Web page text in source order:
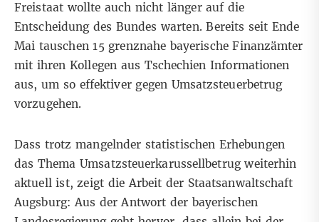
Freistaat wollte auch nicht länger auf die
Entscheidung des Bundes warten. Bereits seit Ende
Mai tauschen 15 grenznahe bayerische Finanzämter
mit ihren Kollegen aus Tschechien Informationen
aus, um so effektiver gegen Umsatzsteuerbetrug
vorzugehen.
Dass trotz mangelnder statistischen Erhebungen
das Thema Umsatzsteuerkarussellbetrug weiterhin
aktuell ist, zeigt die Arbeit der Staatsanwaltschaft
Augsburg: Aus der Antwort der bayerischen